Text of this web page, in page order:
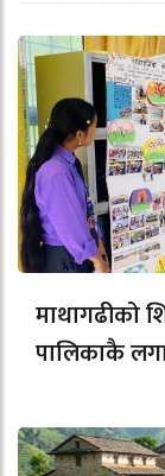
माथागढीको
पालिकाकै